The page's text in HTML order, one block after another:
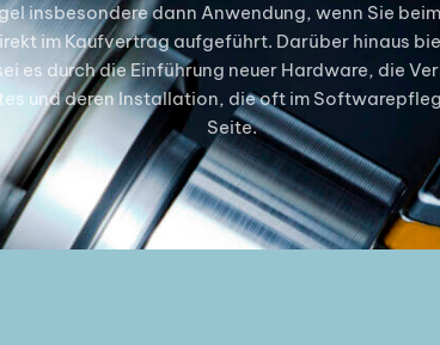
insbesondere dann Anwendung, wenn Sie
im Kaufvertrag aufgeführt. Darüber hinaus
es durch die Einführung neuer Hardware, die
und deren Installation, die oft im
Seite.